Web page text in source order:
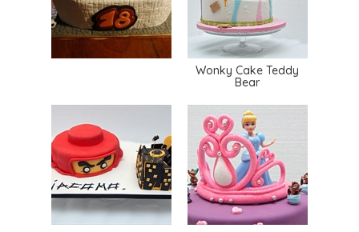
Wonky Cake Teddy
Bear